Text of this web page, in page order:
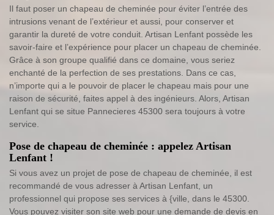
Il faut poser un chapeau de cheminée pour éviter l’entrée des
intrusions venant de l’extérieur et aussi, pour conserver et
garantir la dureté de votre conduit. Artisan Lenfant possède les
savoir-faire et l’expérience pour placer un chapeau de cheminée.
Grâce à son groupe qualifié dans ce domaine, vous seriez
enchanté de la perfection de ses prestations. Dans ce cas,
n’importe qui a le pouvoir de placer le chapeau mais pour une
raison de sécurité, faites appel à des ingénieurs. Alors, Artisan
Lenfant qui se situe Pannecieres 45300 sera toujours à votre
service.
Pose de chapeau de cheminée : appelez Artisan
Lenfant !
Si vous avez un projet de pose de chapeau de cheminée, il est
recommandé de vous adresser à Artisan Lenfant, un
professionnel qui propose ses services à {ville, dans le 45300.
Vous pouvez visiter son site web pour une demande de devis en